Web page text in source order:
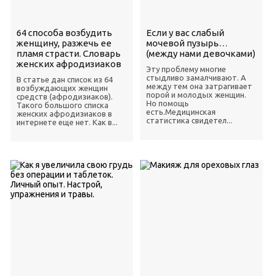
64 способа возбудить
женщину, разжечь ее
пламя страсти. Словарь
женских афродизиаков
В статье дан список из 64
возбуждающих женщин
средств (афродизиаков).
Такого большого списка
женских афродизиаков в
интернете еще нет. Как в...
Если у вас слабый
мочевой пузырь…
(между нами девочками)
Эту проблему многие
стыдливо замалчивают. А
между тем она затрагивает
порой и молодых женщин.
Но помощь
есть.Медицинская
статистика свидетел...